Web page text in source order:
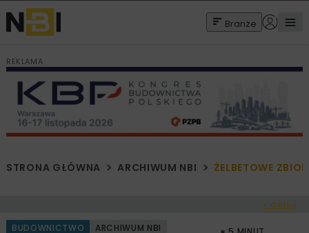
Branże
REKLAMA
STRONA GŁÓWNA ARCHIWUM NBI ŻELBETOWE
< Cofnij
BUDOWNICTWO
ARCHIWUM NBI